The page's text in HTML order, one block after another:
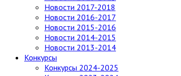
Новости 2017-2018
Новости 2016-2017
Новости 2015-2016
Новости 2014-2015
Новости 2013-2014
Конкурсы
Конкурсы 2024-2025